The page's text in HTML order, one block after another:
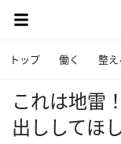
トップ 働く 整え
これは地雷
出ししてほ